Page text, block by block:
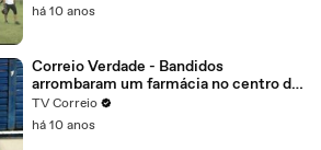
há 10 anos
Correio Verdade - Bandidos
arrombaram um farmácia no centro de
Campina Grande, o alarme disparou
eles não tiveram tempo de correr e
TV Correio
há 10 anos